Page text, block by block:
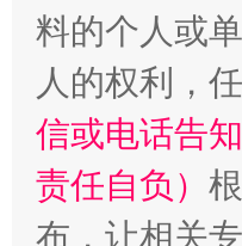
料的个人或
人的权利，
信或电话告
责任自负）
布，让相关